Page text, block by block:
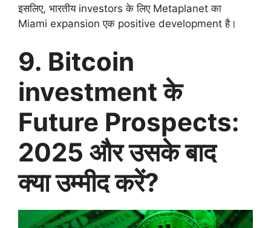
इसलिए, भारतीय investors के लिए Metaplanet का
Miami expansion एक positive development है।
9. Bitcoin
investment के
Future Prospects:
2025 और उसके बाद
क्या उम्मीद करें?